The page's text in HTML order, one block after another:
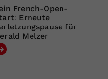
French-Open-
Erneute
für
Melzer